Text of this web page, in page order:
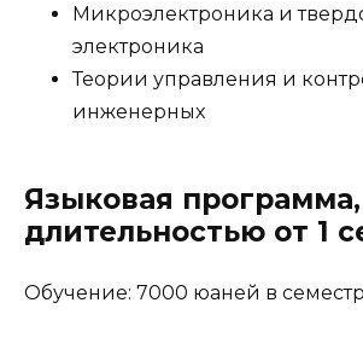
Микроэлектроника и
электроника
Теории управления и
инженерных
Языковая программа,
длительностью от 1
Обучение: 7000 юаней в семестр